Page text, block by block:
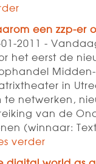
een zzp-er
01-2011 -
het eerst de
in
te netwerken,
van de
(winnaar:
verder